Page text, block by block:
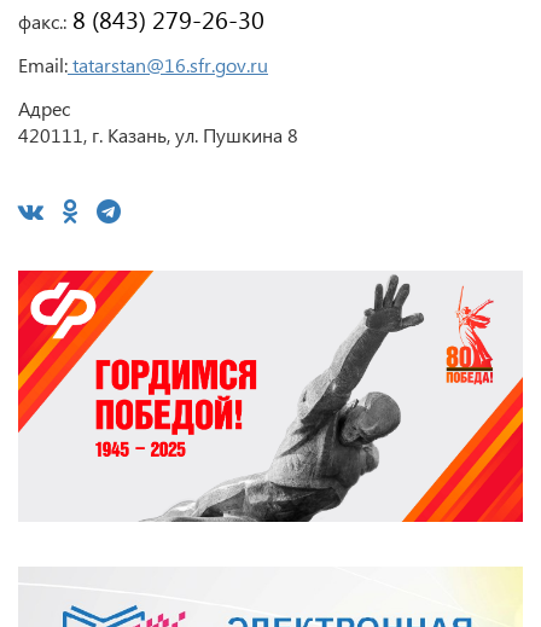
факс.: 8 (843) 279-26-30
Email:tatarstan@16.sfr.gov.ru
Адрес
420111, г. Казань, ул. Пушкина 8